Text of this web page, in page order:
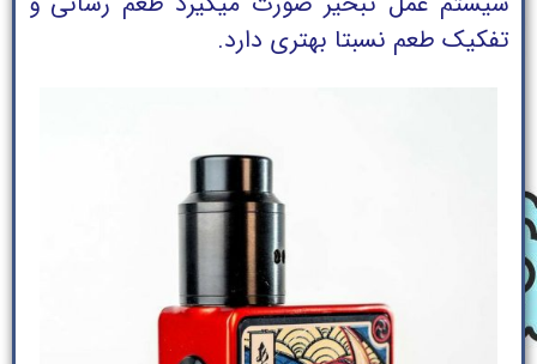
تفکیک طعم نسبتا بهتری دارد.